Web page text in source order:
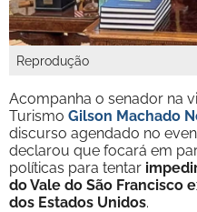
Reprodução
Acompanha o senador na
Turismo Gilson Machado
discurso agendado no
declarou que focará em
políticas para tentar
do Vale do São Francisco
dos Estados Unidos.